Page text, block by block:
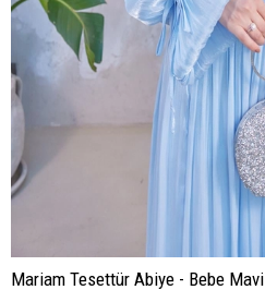
Mariam Tesettür Abiye - Bebe Mavi